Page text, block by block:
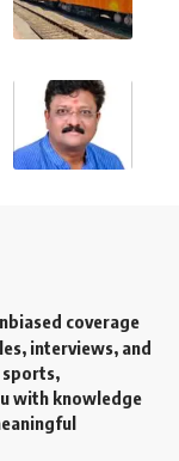
coverage
interviews, and
sports,
with knowledge